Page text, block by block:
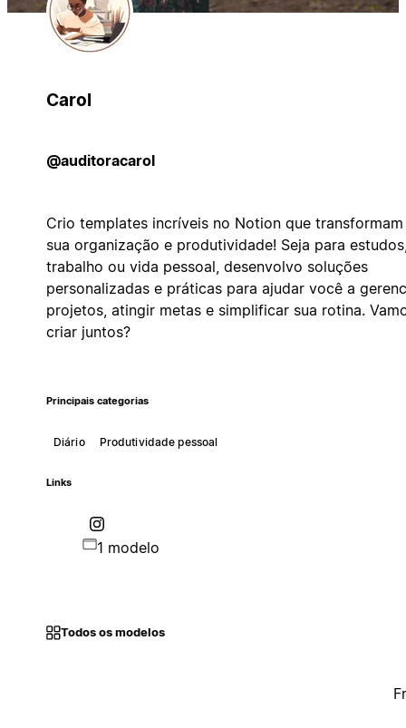
Carol
@auditoracarol
Crio templates incríveis no Notion que transformam
sua organização e produtividade! Seja para
trabalho ou vida pessoal, desenvolvo soluções
personalizadas e práticas para ajudar você a
projetos, atingir metas e simplificar sua rotina.
criar juntos?
Principais categorias
Diário Produtividade pessoal
Links
1 modelo
Todos os modelos